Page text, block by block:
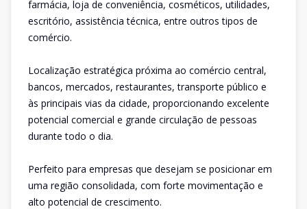
farmácia, loja de conveniência, cosméticos, utilidades,
escritório, assistência técnica, entre outros tipos de
comércio.
Localização estratégica próxima ao comércio central,
bancos, mercados, restaurantes, transporte público e
às principais vias da cidade, proporcionando excelente
potencial comercial e grande circulação de pessoas
durante todo o dia.
Perfeito para empresas que desejam se posicionar em
uma região consolidada, com forte movimentação e
alto potencial de crescimento.